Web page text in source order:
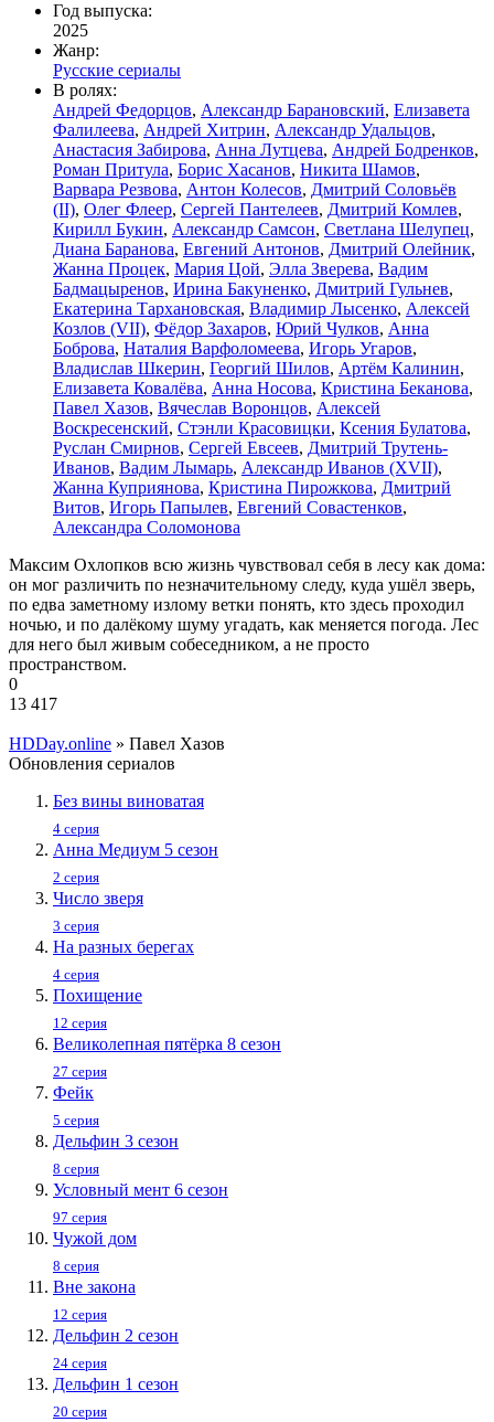
Год выпуска:
2025
Жанр:
Русские сериалы
В ролях:
Андрей Федорцов, Александр Барановский, Елизавета
Фалилеева, Андрей Хитрин, Александр Удальцов,
Анастасия Забирова, Анна Лутцева, Андрей Бодренков,
Роман Притула, Борис Хасанов, Никита Шамов,
Варвара Резвова, Антон Колесов, Дмитрий Соловьёв
(II), Олег Флеер, Сергей Пантелеев, Дмитрий Комлев,
Кирилл Букин, Александр Самсон, Светлана Шелупец,
Диана Баранова, Евгений Антонов, Дмитрий Олейник,
Жанна Процек, Мария Цой, Элла Зверева, Вадим
Бадмацыренов, Ирина Бакуненко, Дмитрий Гульнев,
Екатерина Тархановская, Владимир Лысенко, Алексей
Козлов (VII), Фёдор Захаров, Юрий Чулков, Анна
Боброва, Наталия Варфоломеева, Игорь Угаров,
Владислав Шкерин, Георгий Шилов, Артём Калинин,
Елизавета Ковалёва, Анна Носова, Кристина Беканова,
Павел Хазов, Вячеслав Воронцов, Алексей
Воскресенский, Стэнли Красовицки, Ксения Булатова,
Руслан Смирнов, Сергей Евсеев, Дмитрий Трутень-
Иванов, Вадим Лымарь, Александр Иванов (XVII),
Жанна Куприянова, Кристина Пирожкова, Дмитрий
Витов, Игорь Папылев, Евгений Совастенков,
Александра Соломонова
Максим Охлопков всю жизнь чувствовал себя в лесу как дома:
он мог различить по незначительному следу, куда ушёл зверь,
по едва заметному излому ветки понять, кто здесь проходил
ночью, и по далёкому шуму угадать, как меняется погода. Лес
для него был живым собеседником, а не просто
пространством.
0
13 417
HDDay.online » Павел Хазов
Обновления сериалов
Без вины виноватая
4 серия
Анна Медиум 5 сезон
2 серия
Число зверя
3 серия
На разных берегах
4 серия
Похищение
12 серия
Великолепная пятёрка 8 сезон
27 серия
Фейк
5 серия
Дельфин 3 сезон
8 серия
Условный мент 6 сезон
97 серия
Чужой дом
8 серия
Вне закона
12 серия
Дельфин 2 сезон
24 серия
Дельфин 1 сезон
20 серия